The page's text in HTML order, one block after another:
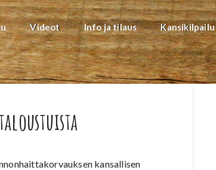
Videot Info ja tilaus Kansikilpailu
kansallisen